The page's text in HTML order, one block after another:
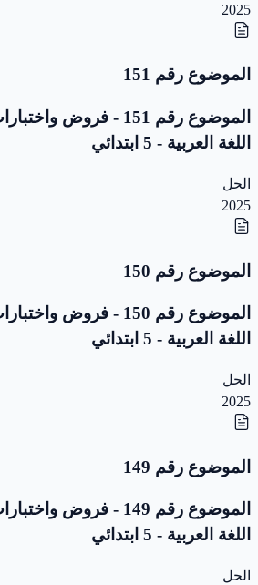
2025
الموضوع رقم 151
الموضوع رقم 151 - فروض
اللغة العربية - 5 ابتدائي
الحل
2025
الموضوع رقم 150
الموضوع رقم 150 - فروض
اللغة العربية - 5 ابتدائي
الحل
2025
الموضوع رقم 149
الموضوع رقم 149 - فروض
اللغة العربية - 5 ابتدائي
الحل